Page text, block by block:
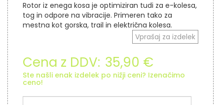
Rotor iz enega kosa je optimiziran tudi za e-kolesa,
tog in odpore na vibracije. Primeren tako za
mestna kot gorska, trail in električna kolesa.
Vprašaj za izdelek
Cena z DDV: 35,90 €
Ste našli enak izdelek po nižji ceni? Izenačimo
ceno!